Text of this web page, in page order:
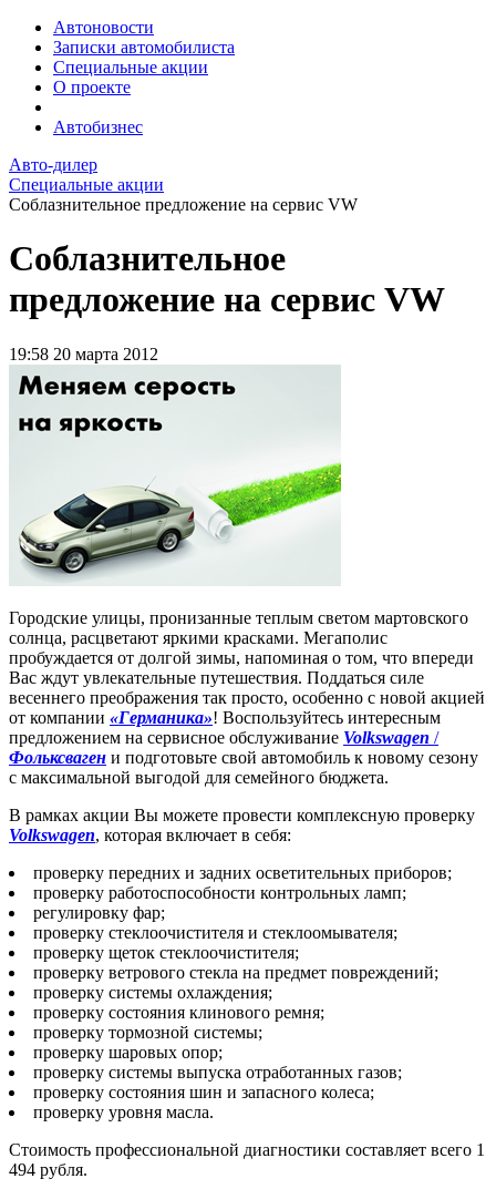
Автоновости
Записки автомобилиста
Специальные акции
О проекте
Автобизнес
Авто-дилер
Специальные акции
Соблазнительное предложение на сервис VW
Соблазнительное
предложение на сервис VW
19:58 20 марта 2012
Городские улицы, пронизанные теплым светом мартовского
солнца, расцветают яркими красками. Мегаполис
пробуждается от долгой зимы, напоминая о том, что впереди
Вас ждут увлекательные путешествия. Поддаться силе
весеннего преображения так просто, особенно с новой акцией
от компании «Германика»! Воспользуйтесь интересным
предложением на сервисное обслуживание Volkswagen /
Фольксваген и подготовьте свой автомобиль к новому сезону
с максимальной выгодой для семейного бюджета.
В рамках акции Вы можете провести комплексную проверку
Volkswagen, которая включает в себя:
проверку передних и задних осветительных приборов;
проверку работоспособности контрольных ламп;
регулировку фар;
проверку стеклоочистителя и стеклоомывателя;
проверку щеток стеклоочистителя;
проверку ветрового стекла на предмет повреждений;
проверку системы охлаждения;
проверку состояния клинового ремня;
проверку тормозной системы;
проверку шаровых опор;
проверку системы выпуска отработанных газов;
проверку состояния шин и запасного колеса;
проверку уровня масла.
Стоимость профессиональной диагностики составляет всего 1
494 рубля.